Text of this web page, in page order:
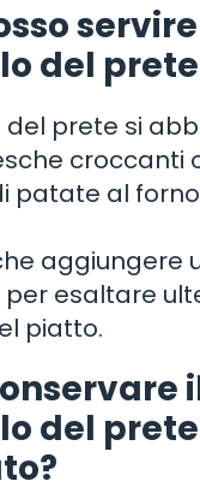
del
del prete si
croccanti
patate al
aggiungere
esaltare
piatto.
del prete